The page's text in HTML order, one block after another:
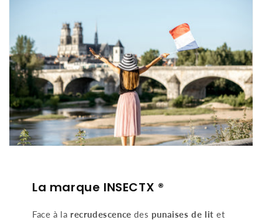
La marque INSECTX ®
Face à la recrudescence des punaises de litet